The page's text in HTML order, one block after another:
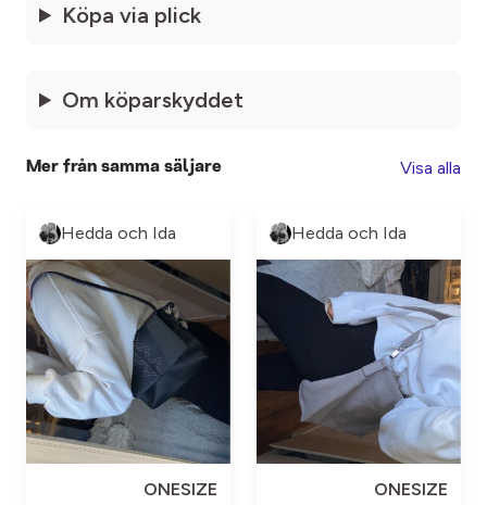
Köpa via plick
Om köparskyddet
Mer från samma säljare Visa alla
Hedda och Ida
ONESIZE
Hedda och Ida
ONESIZE